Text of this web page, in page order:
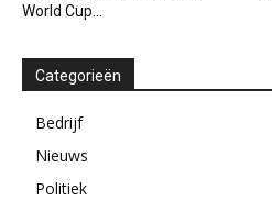
World Cup...
Categorieën
Bedrijf
Nieuws
Politiek